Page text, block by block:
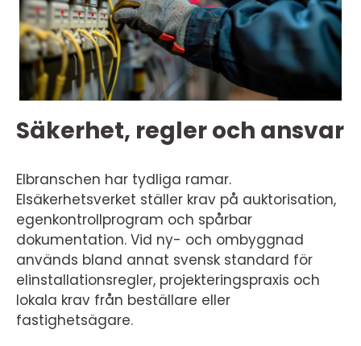
Säkerhet, regler och ansvar
Elbranschen har tydliga ramar.
Elsäkerhetsverket ställer krav på auktorisation,
egenkontrollprogram och spårbar
dokumentation. Vid ny- och ombyggnad
används bland annat svensk standard för
elinstallationsregler, projekteringspraxis och
lokala krav från beställare eller
fastighetsägare.